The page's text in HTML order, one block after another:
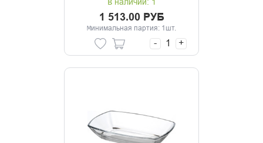
В наличии: 1
1 513.00 РУБ
Минимальная партия: 1шт.
- +